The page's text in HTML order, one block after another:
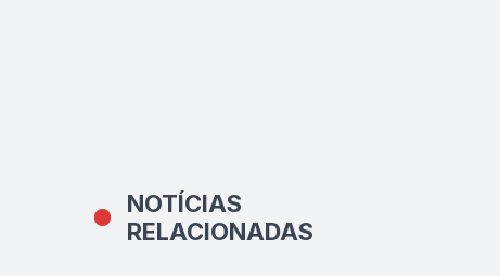
NOTÍCIAS
RELACIONADAS